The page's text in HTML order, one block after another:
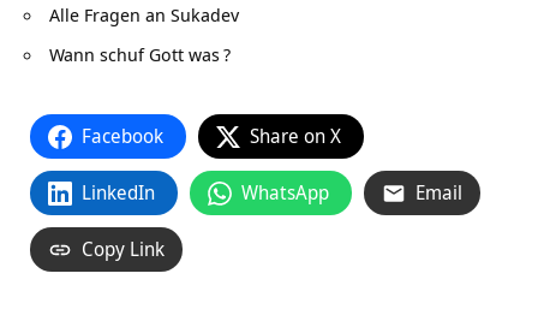
Alle Fragen an Sukadev
Wann schuf Gott was?
Facebook Share on X
LinkedIn WhatsApp Email
Copy Link